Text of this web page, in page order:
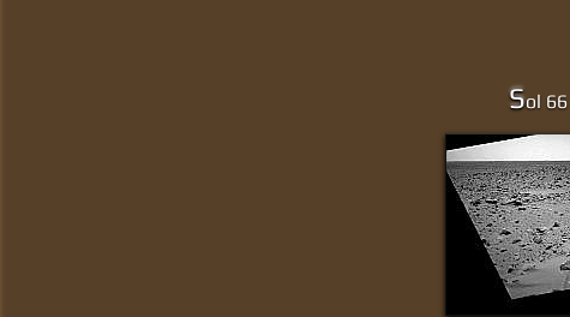
Sol